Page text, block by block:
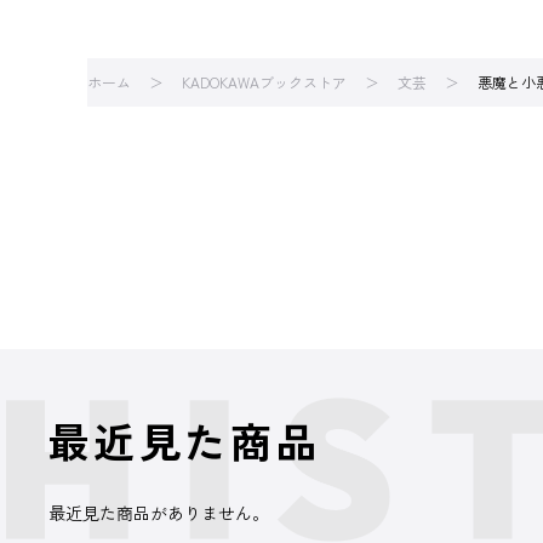
ホーム KADOKAWAブックストア 文芸 悪魔と小
最近見た商品
最近見た商品がありません。